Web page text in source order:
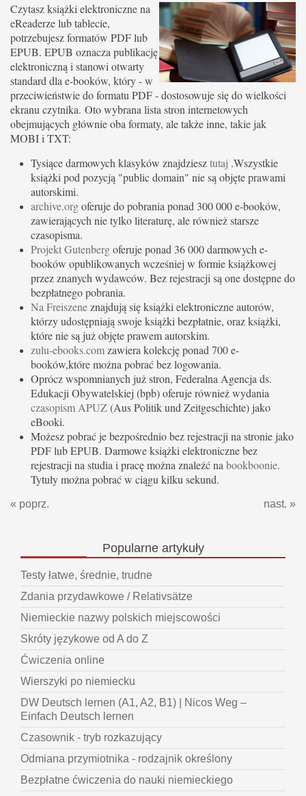
Czytasz książki elektroniczne na
eReaderze lub tablecie,
potrzebujesz formatów PDF lub
EPUB. EPUB oznacza publikację
elektroniczną i stanowi otwarty
standard dla e-booków, który - w
przeciwieństwie do formatu PDF - dostosowuje się do wielkości
ekranu czytnika. Oto wybrana lista stron internetowych
obejmujących głównie oba formaty, ale także inne, takie jak
MOBI i TXT:
Tysiące darmowych klasyków znajdziesztutaj .Wszystkie
książki pod pozycją "public domain" nie są objęte prawami
autorskimi.
archive.orgoferuje do pobrania ponad 300 000 e-booków,
zawierających nie tylko literaturę, ale również starsze
czasopisma.
Projekt Gutenbergoferuje ponad 36 000 darmowych e-
booków opublikowanych wcześniej w formie książkowej
przez znanych wydawców. Bez rejestracji są one dostępne do
bezpłatnego pobrania.
Na Freiszeneznajdują się książki elektroniczne autorów,
którzy udostępniają swoje książki bezpłatnie, oraz książki,
które nie są już objęte prawem autorskim.
zulu-ebooks.comzawiera kolekcję ponad 700 e-
booków,które można pobrać bez logowania.
Oprócz wspomnianych już stron, Federalna Agencja ds.
Edukacji Obywatelskiej (bpb) oferuje również wydania
czasopism APUZ(Aus Politik und Zeitgeschichte) jako
eBooki.
Możesz pobrać je bezpośrednio bez rejestracji na stronie jako
PDF lub EPUB. Darmowe książki elektroniczne bez
rejestracji na studia i pracę można znaleźć na bookboonie.
Tytuły można pobrać w ciągu kilku sekund.
« poprz. nast. »
Popularneartykuły
Testy łatwe, średnie, trudne
Zdania przydawkowe / Relativsätze
Niemieckie nazwy polskich miejscowości
Skróty językowe od A do Z
Ćwiczenia online
Wierszyki po niemiecku
DW Deutsch lernen (A1, A2, B1) | Nicos Weg –
Einfach Deutsch lernen
Czasownik - tryb rozkazujący
Odmiana przymiotnika - rodzajnik określony
Bezpłatne ćwiczenia do nauki niemieckiego